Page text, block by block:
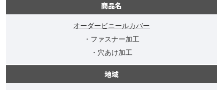
商品名
オーダービニールカバー
・ファスナー加工
・穴あけ加工
地域